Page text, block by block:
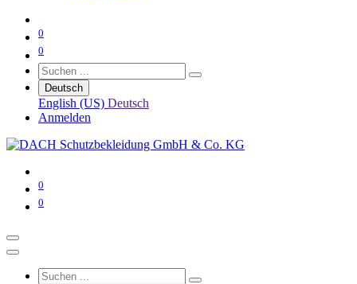
0
0
Deutsch
English (US) Deutsch
Anmelden
0
0